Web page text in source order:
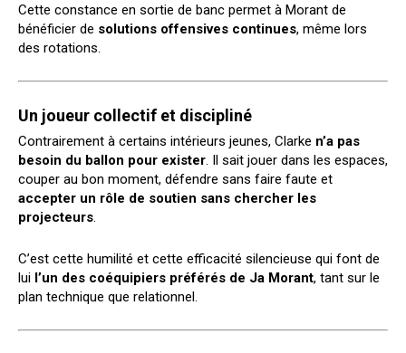
Cette constance en sortie de banc permet à Morant de
bénéficier de solutions offensives continues, même lors
des rotations.
Un joueur collectif et discipliné
Contrairement à certains intérieurs jeunes, Clarke n’a pas
besoin du ballon pour exister. Il sait jouer dans les espaces,
couper au bon moment, défendre sans faire faute et
accepter un rôle de soutien sans chercher les
projecteurs.
C’est cette humilité et cette efficacité silencieuse qui font de
lui l’un des coéquipiers préférés de Ja Morant, tant sur le
plan technique que relationnel.